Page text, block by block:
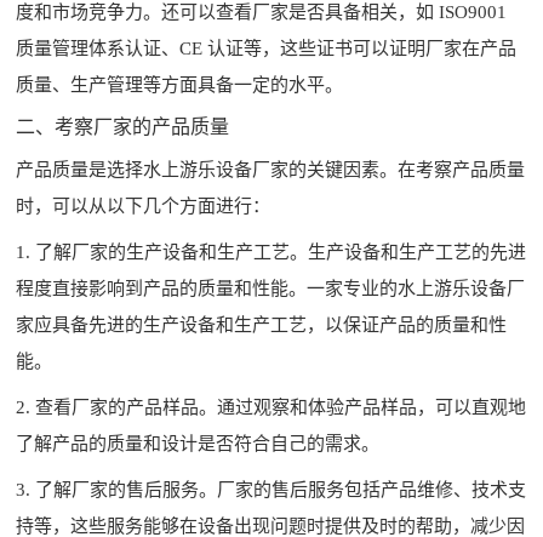
度和市场竞争力。还可以查看厂家是否具备相关，如 ISO9001
质量管理体系认证、CE 认证等，这些证书可以证明厂家在产品
质量、生产管理等方面具备一定的水平。
二、考察厂家的产品质量
产品质量是选择水上游乐设备厂家的关键因素。在考察产品质量
时，可以从以下几个方面进行：
1. 了解厂家的生产设备和生产工艺。生产设备和生产工艺的先进
程度直接影响到产品的质量和性能。一家专业的水上游乐设备厂
家应具备先进的生产设备和生产工艺，以保证产品的质量和性
能。
2. 查看厂家的产品样品。通过观察和体验产品样品，可以直观地
了解产品的质量和设计是否符合自己的需求。
3. 了解厂家的售后服务。厂家的售后服务包括产品维修、技术支
持等，这些服务能够在设备出现问题时提供及时的帮助，减少因